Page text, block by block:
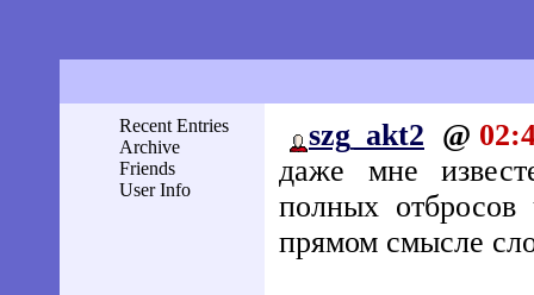
Recent Entries
Archive
Friends
User Info
szg_akt2 @
даже мне
полных отбросов
прямом смысле